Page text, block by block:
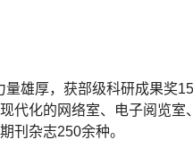
雄厚，获部级科研成果奖
代化的网络室、电子阅览室
刊杂志250余种。